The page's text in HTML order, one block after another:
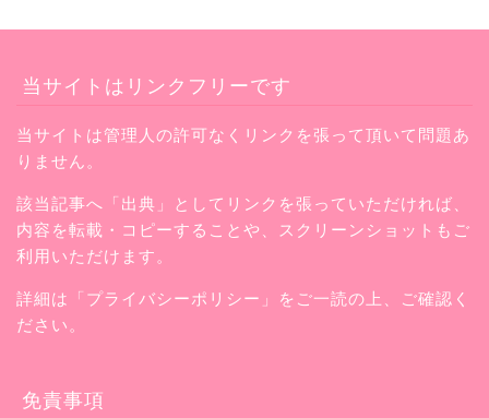
当サイトはリンクフリーです
当サイトは管理人の許可なくリンクを張って頂いて問題あ
りません。
該当記事へ「出典」としてリンクを張っていただければ、
内容を転載・コピーすることや、スクリーンショットもご
利用いただけます。
詳細は「プライバシーポリシー」をご一読の上、ご確認く
ださい。
免責事項